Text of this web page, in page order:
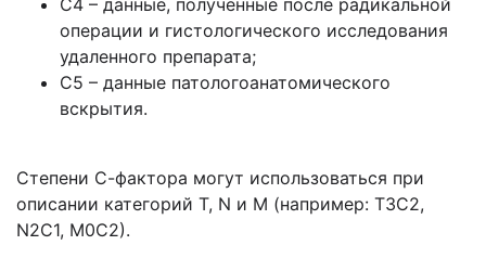
С4 – данные, полученные после радикальной
операции и гистологического исследования
удаленного препарата;
С5 – данные патологоанатомического
вскрытия.
Степени С-фактора могут использоваться при
описании категорий Т, N и М (например: Т3С2,
N2C1, М0С2).